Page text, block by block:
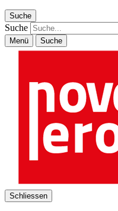
Suche
Suche
Menü Suche
Schliessen